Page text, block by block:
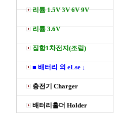
리튬 1.5V 3V 6V 9V
리튬 3.6V
집합1차전지(조립)
■ 배터리 외 eLse ↓
충전기 Charger
배터리홀더 Holder